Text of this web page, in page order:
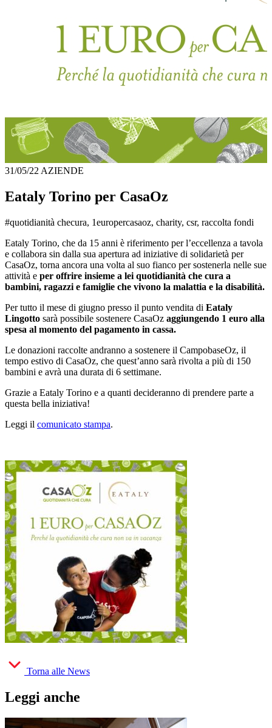
31/05/22 AZIENDE
Eataly Torino per CasaOz
#quotidianità checura, 1europercasaoz, charity, csr, raccolta fondi
Eataly Torino, che da 15 anni è riferimento per l’eccellenza a tavola
e collabora sin dalla sua apertura ad iniziative di solidarietà per
CasaOz, torna ancora una volta al suo fianco per sostenerla nelle sue
attività e per offrire insieme a lei quotidianità che cura a
bambini, ragazzi e famiglie che vivono la malattia e la disabilità.
Per tutto il mese di giugno presso il punto vendita di Eataly
Lingotto sarà possibile sostenere CasaOz aggiungendo 1 euro alla
spesa al momento del pagamento in cassa.
Le donazioni raccolte andranno a sostenere il CampobaseOz, il
tempo estivo di CasaOz, che quest’anno sarà rivolta a più di 150
bambini e avrà una durata di 6 settimane.
Grazie a Eataly Torino e a quanti decideranno di prendere parte a
questa bella iniziativa!
Leggi il comunicato stampa.
Torna alle News
Leggi anche